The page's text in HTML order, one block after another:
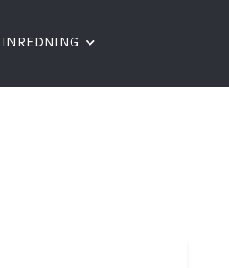
INREDNING